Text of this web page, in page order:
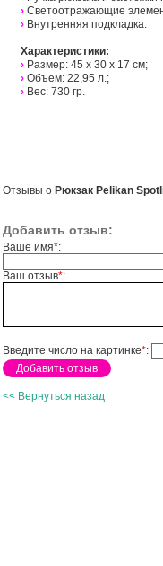
› Светоотражающие
› Внутренняя подкладка.
Характеристики:
› Размер: 45 х 30 х 17 см;
› Объем: 22,95 л.;
› Вес: 730 гр.
Отзывы о Рюкзак Pelikan
Добавить отзыв:
Ваше имя*:
Ваш отзыв*:
Введите число на картинке*:
<< Вернуться назад